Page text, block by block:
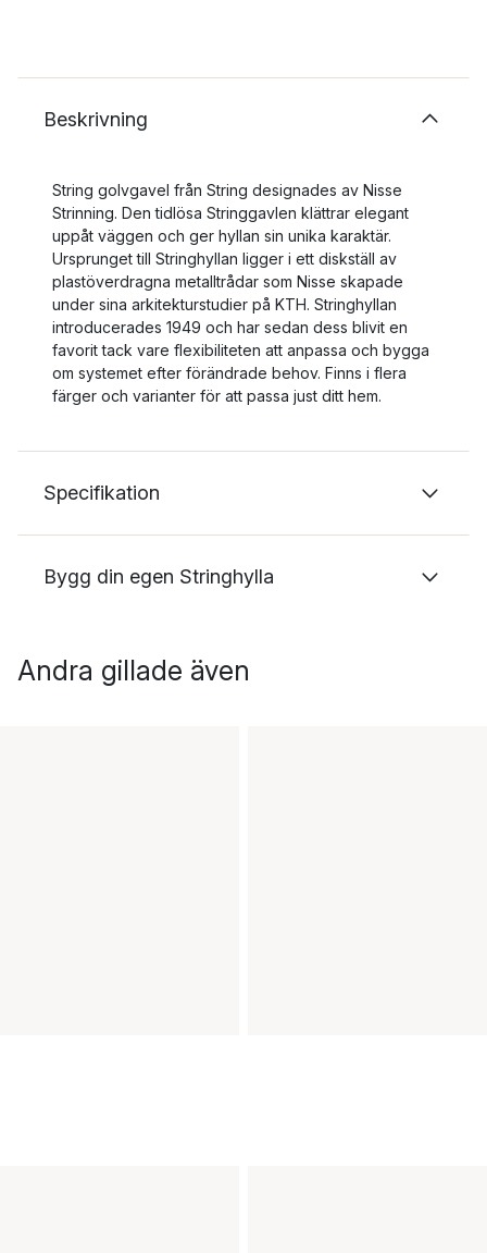
Beskrivning
String golvgavel från String designades av Nisse
Strinning. Den tidlösa Stringgavlen klättrar elegant
uppåt väggen och ger hyllan sin unika karaktär.
Ursprunget till Stringhyllan ligger i ett diskställ av
plastöverdragna metalltrådar som Nisse skapade
under sina arkitekturstudier på KTH. Stringhyllan
introducerades 1949 och har sedan dess blivit en
favorit tack vare flexibiliteten att anpassa och bygga
om systemet efter förändrade behov. Finns i flera
färger och varianter för att passa just ditt hem.
Specifikation
Bygg din egen Stringhylla
Andra gillade även